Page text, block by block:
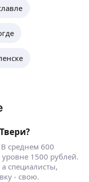
среднем 600
1500 рублей.
специалисты,
- свою.